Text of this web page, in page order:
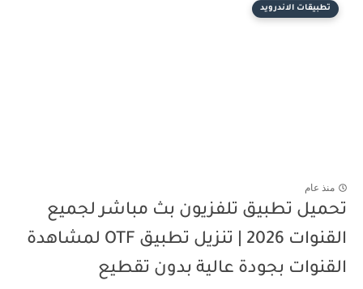
تطبيقات الاندرويد
منذ عام
تحميل تطبيق تلفزيون بث مباشر لجميع
القنوات 2026 | تنزيل تطبيق OTF لمشاهدة
القنوات بجودة عالية بدون تقطيع